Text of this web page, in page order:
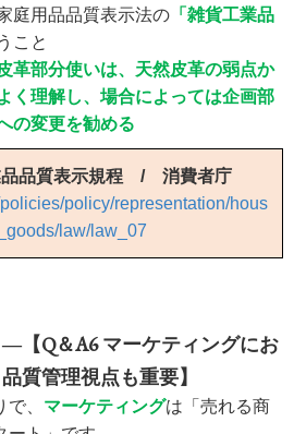
庭用品品質表示法の 「雑貨工業品
こと
革部分使いは、天然皮革の弱点か
く理解し、場合によっては企画部
の変更を勧める
品質表示規程 / 消費者庁
policy/representation/hous
law/law_07
【Q＆A6 マーケティングにお
質管理視点も重要】
、 マーケティングは「売れる商